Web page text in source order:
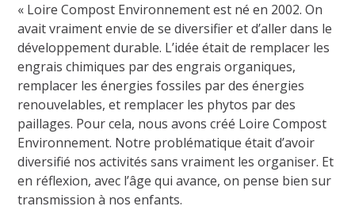
« Loire Compost Environnement est né en 2002. On
avait vraiment envie de se diversifier et d’aller dans le
développement durable. L’idée était de remplacer les
engrais chimiques par des engrais organiques,
remplacer les énergies fossiles par des énergies
renouvelables, et remplacer les phytos par des
paillages. Pour cela, nous avons créé Loire Compost
Environnement. Notre problématique était d’avoir
diversifié nos activités sans vraiment les organiser. Et
en réflexion, avec l’âge qui avance, on pense bien sur
transmission à nos enfants.